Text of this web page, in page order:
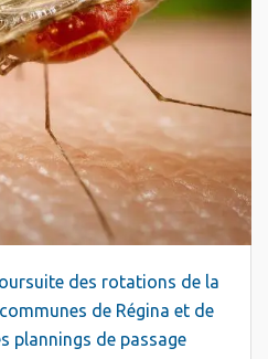
des rotations de la
de Régina et de
plannings de passage